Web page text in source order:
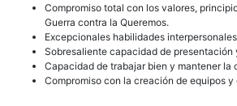
Compromiso total con los valores,
Guerra contra la Queremos.
Excepcionales habilidades
Sobresaliente capacidad de presentación
Capacidad de trabajar bien y mantener la
Compromiso con la creación de equipos y